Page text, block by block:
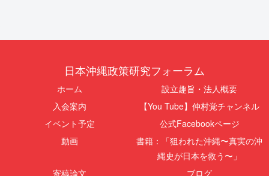
日本沖縄政策研究フォーラム
ホーム
設立趣旨・法人概要
入会案内
【You Tube】仲村覚チャンネル
イベント予定
公式Facebookページ
動画
書籍：「狙われた沖縄〜真実の沖
縄史が日本を救う〜」
寄稿論文
ブログ